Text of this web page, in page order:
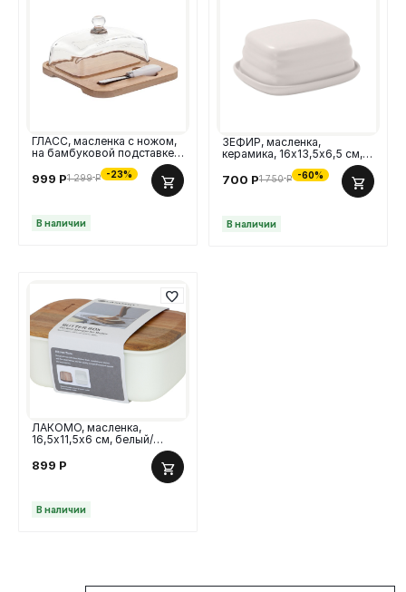
ГЛАСС, масленка с ножом,
на бамбуковой подставке,
999 Р1 299 Р -23%
В наличии
ЗЕФИР, масленка,
керамика, 16х13,5х6,5 см,
700 Р1 750 Р -60%
В наличии
ЛАКОМО, масленка,
16,5х11,5х6 см, белый/
899 Р
В наличии